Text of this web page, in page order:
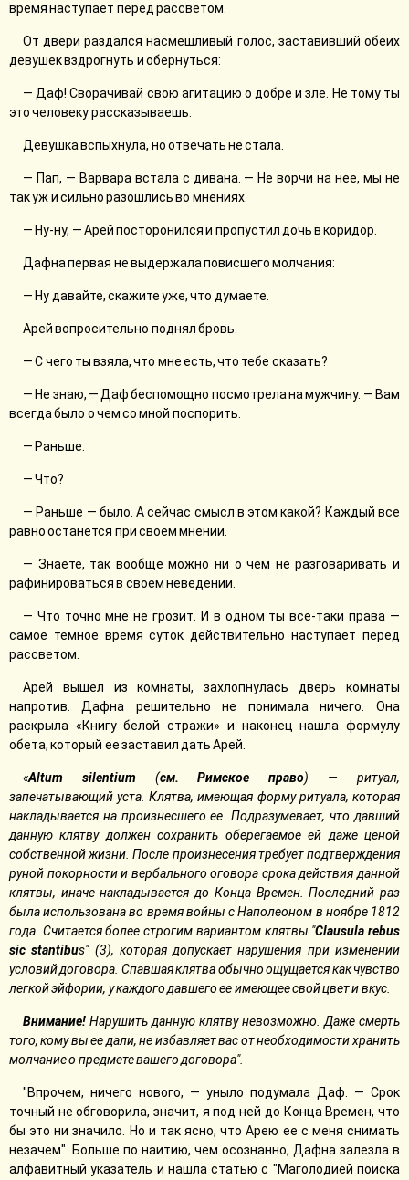
время наступает перед рассветом.
От двери раздался насмешливый голос, заставивший обеих
девушек вздрогнуть и обернуться:
— Даф! Сворачивай свою агитацию о добре и зле. Не тому ты
это человеку рассказываешь.
Девушка вспыхнула, но отвечать не стала.
— Пап, — Варвара встала с дивана. — Не ворчи на нее, мы не
так уж и сильно разошлись во мнениях.
— Ну-ну, — Арей посторонился и пропустил дочь в коридор.
Дафна первая не выдержала повисшего молчания:
— Ну давайте, скажите уже, что думаете.
Арей вопросительно поднял бровь.
— С чего ты взяла, что мне есть, что тебе сказать?
— Не знаю, — Даф беспомощно посмотрела на мужчину. — Вам
всегда было о чем со мной поспорить.
— Раньше.
— Что?
— Раньше — было. А сейчас смысл в этом какой? Каждый все
равно останется при своем мнении.
— Знаете, так вообще можно ни о чем не разговаривать и
рафинироваться в своем неведении.
— Что точно мне не грозит. И в одном ты все-таки права —
самое темное время суток действительно наступает перед
рассветом.
Арей вышел из комнаты, захлопнулась дверь комнаты
напротив. Дафна решительно не понимала ничего. Она
раскрыла «Книгу белой стражи» и наконец нашла формулу
обета, который ее заставил дать Арей.
«Altum silentium (см. Римское право) — ритуал,
запечатывающий уста. Клятва, имеющая форму ритуала, которая
накладывается на произнесшего ее. Подразумевает, что давший
данную клятву должен сохранить оберегаемое ей даже ценой
собственной жизни. После произнесения требует подтверждения
руной покорности и вербального оговора срока действия данной
клятвы, иначе накладывается до Конца Времен. Последний раз
была использована во время войны с Наполеоном в ноябре 1812
года. Считается более строгим вариантом клятвы "Сlausula rebus
sic stantibus" (3), которая допускает нарушения при изменении
условий договора. Спавшая клятва обычно ощущается как чувство
легкой эйфории, у каждого давшего ее имеющее свой цвет и вкус.
Внимание! Нарушить данную клятву невозможно. Даже смерть
того, кому вы ее дали, не избавляет вас от необходимости хранить
молчание о предмете вашего договора".
"Впрочем, ничего нового, — уныло подумала Даф. — Срок
точный не обговорила, значит, я под ней до Конца Времен, что
бы это ни значило. Но и так ясно, что Арею ее с меня снимать
незачем". Больше по наитию, чем осознанно, Дафна залезла в
алфавитный указатель и нашла статью с "Маголодией поиска